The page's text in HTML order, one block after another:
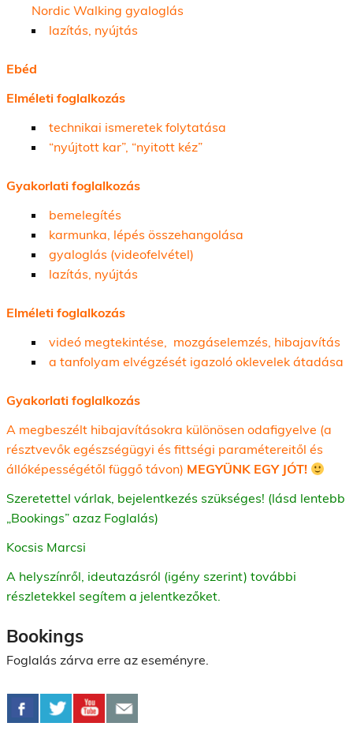
Nordic Walking gyaloglás
lazítás, nyújtás
Ebéd
Elméleti foglalkozás
technikai ismeretek folytatása
“nyújtott kar”, “nyitott kéz”
Gyakorlati foglalkozás
bemelegítés
karmunka, lépés összehangolása
gyaloglás (videofelvétel)
lazítás, nyújtás
Elméleti foglalkozás
videó megtekintése, mozgáselemzés, hibajavítás
a tanfolyam elvégzését igazoló oklevelek átadása
Gyakorlati foglalkozás
A megbeszélt hibajavításokra különösen odafigyelve (a
résztvevők egészségügyi és fittségi paramétereitől és
állóképességétől függő távon) MEGYÜNK EGY JÓT!
Szeretettel várlak, bejelentkezés szükséges! (lásd lentebb
„Bookings” azaz Foglalás)
Kocsis Marcsi
A helyszínről, ideutazásról (igény szerint) további
részletekkel segítem a jelentkezőket.
Bookings
Foglalás zárva erre az eseményre.